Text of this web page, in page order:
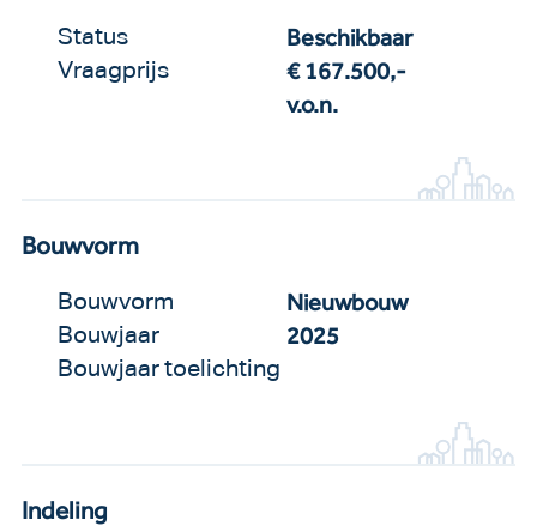
Status Beschikbaar
Vraagprijs
€ 167.500,-
v.o.n.
Bouwvorm
Bouwvorm Nieuwbouw
Bouwjaar 2025
Bouwjaar toelichting
Indeling